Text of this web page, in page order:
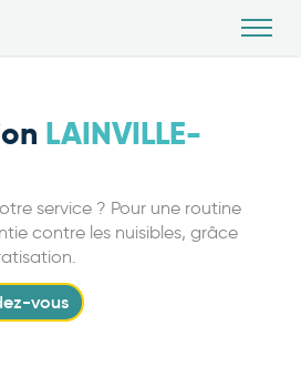
LAINVILLE-
service ? Pour une routine
contre les nuisibles, grâce
vous